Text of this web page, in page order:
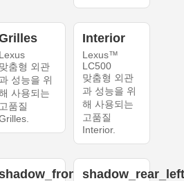
Lexus
맞춤형 외관
성능을 위
사용되는
고품질
Interior
Lexus™
LC500
맞춤형 외관
과 성능을 위
해 사용되는
고품질
Interior.